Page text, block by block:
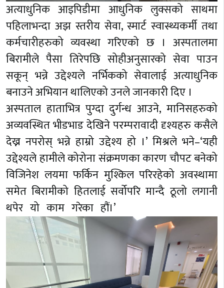
अत्याधुनिक आइपिडीमा आधुनिक लुक्सको साथमा
पहिलाभन्दा अझ स्तरीय सेवा, स्मार्ट स्वास्थ्यकर्मी तथा
कर्मचारीहरुको व्यवस्था गरिएको छ । अस्पतालमा
बिरामीले पैसा तिरेपछि सोहीअनुसारको सेवा पाउन
सकून् भन्ने उद्देश्यले नर्भिकको सेवालाई अत्याधुनिक
बनाउने अभियान थालिएको उनले जानकारी दिए ।
अस्पताल हाताभित्र पुग्दा दुर्गन्ध आउने, मानिसहरुको
अव्यवस्थित भीडभाड देखिने परम्परावादी दृश्यहरु कसैले
देख्न नपरोस् भन्ने हाम्रो उद्देश्य हो ।’ मिश्रले भने–‘यही
उद्देश्यले हामीले कोरोना संक्रमणका कारण चौपट बनेको
विजिनेश लयमा फर्किन मुश्किल परिरहेको अवस्थामा
समेत बिरामीको हितलाई सर्वोपरि मान्दै ठूलो लगानी
थपेर यो काम गरेका हौं।’